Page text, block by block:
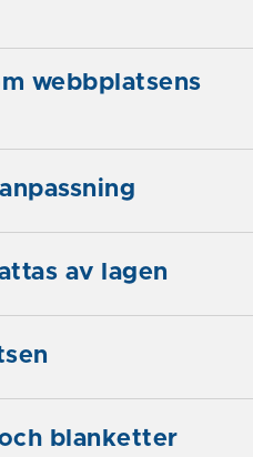
webbplatsens
av lagen
blanketter